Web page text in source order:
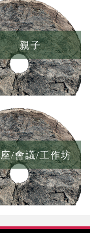
親子
/會議/工作坊